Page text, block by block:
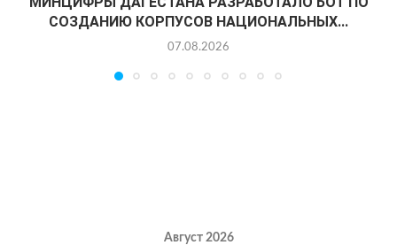
СОЗДАНИЮ КОРПУСОВ НАЦИОНАЛЬНЫХ...
07.08.2026
Август 2026